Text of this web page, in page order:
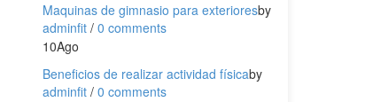
Maquinas de gimnasio para exterioresby
adminfit / 0 comments
10Ago
Beneficios de realizar actividad físicaby
adminfit / 0 comments